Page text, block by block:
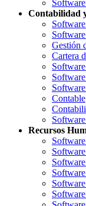
Contabilidad
Gestión
Cartera
Contable
Recursos